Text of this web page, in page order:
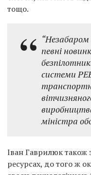
тощо.
певні
системи
міністра
Іван Гаврилюк також
ресурсах, до того ж